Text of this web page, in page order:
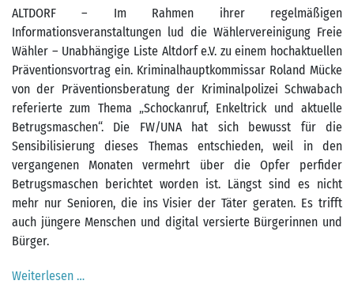
ALTDORF – Im Rahmen ihrer regelmäßigen
Informationsveranstaltungen lud die Wählervereinigung Freie
Wähler – Unabhängige Liste Altdorf e.V. zu einem hochaktuellen
Präventionsvortrag ein. Kriminalhauptkommissar Roland Mücke
von der Präventionsberatung der Kriminalpolizei Schwabach
referierte zum Thema „Schockanruf, Enkeltrick und aktuelle
Betrugsmaschen“. Die FW/UNA hat sich bewusst für die
Sensibilisierung dieses Themas entschieden, weil in den
vergangenen Monaten vermehrt über die Opfer perfider
Betrugsmaschen berichtet worden ist. Längst sind es nicht
mehr nur Senioren, die ins Visier der Täter geraten. Es trifft
auch jüngere Menschen und digital versierte Bürgerinnen und
Bürger.
Weiterlesen …